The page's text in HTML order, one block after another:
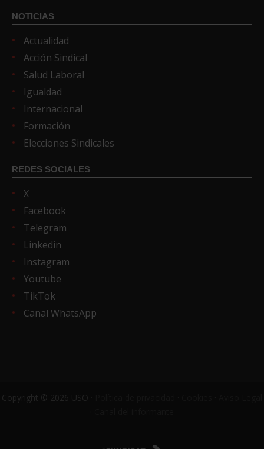
NOTICIAS
Actualidad
Acción Sindical
Salud Laboral
Igualdad
Internacional
Formación
Elecciones Sindicales
REDES SOCIALES
X
Facebook
Telegram
Linkedin
Instagram
Youtube
TikTok
Canal WhatsApp
Copyright © 2026 USO ·